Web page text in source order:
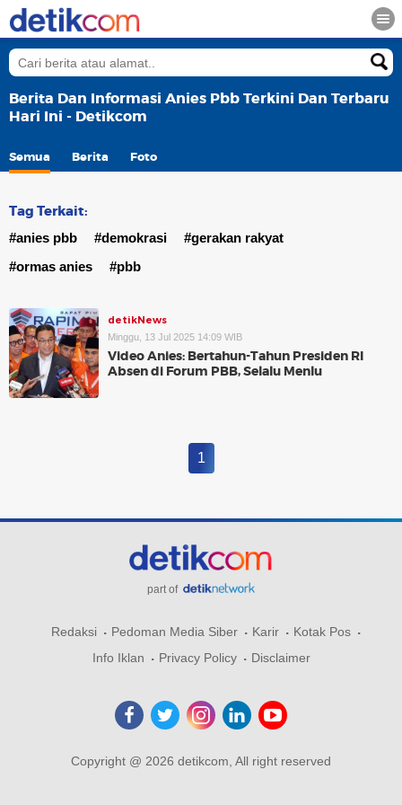
Berita Dan Informasi Anies Pbb Terkini Dan Terbaru
Hari Ini - Detikcom
Semua Berita Foto
Tag Terkait:
#anies pbb #demokrasi
#gerakan rakyat
#ormas anies
#pbb
detikNews
Minggu, 13 Jul 2025 14:09 WIB
Video Anies: Bertahun-Tahun Presiden RI
Absen di Forum PBB, Selalu Menlu
1
part of
Redaksi Pedoman Media Siber Karir
Kotak Pos
Info Iklan
Privacy Policy Disclaimer
Copyright @ 2026 detikcom, All right reserved